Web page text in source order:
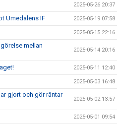
2025-05-26 20:37
Umedalens IF 2025-05-19 07:58
2025-05-15 22:16
mellan
2025-05-14 20:16
2025-05-11 12:40
2025-05-03 16:48
gjort och gör räntar
2025-05-02 13:57
2025-05-01 09:54